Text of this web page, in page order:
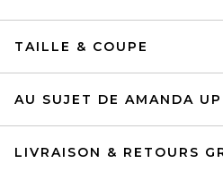
TAILLE & COUPE
AU SUJET DE AMANDA
LIVRAISON & RETOURS